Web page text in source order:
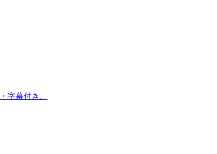
字幕付き。